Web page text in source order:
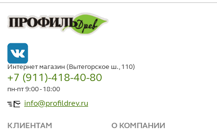
Интернет магазин (Вытегорское ш., 110)
+7 (911)-418-40-80
пн-пт 9:00 - 18:00
info@profildrev.ru
КЛИЕНТАМ
О КОМПАНИИ